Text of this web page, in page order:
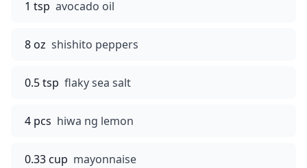
1 tsp avocado oil
8 oz shishito peppers
0.5 tsp flaky sea salt
4 pcs hiwa ng lemon
0.33 cup mayonnaise